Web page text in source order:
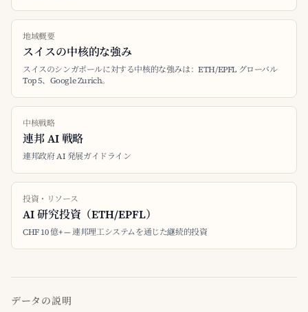
地域概要
スイスの中核的な強み
スイスのシンガポールに対する中核的な強みは：ETH/EPFL グローバル
Top 5、Google Zurich。
中核戦略
連邦 AI 戦略
連邦政府 AI 発展ガイドライン
投資・リソース
AI 研究投資（ETH/EPFL）
CHF 10 億+ — 連邦理工システムを通じた継続的投資
データの説明